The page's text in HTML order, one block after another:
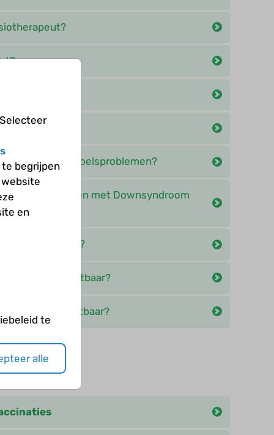
en gevoelsproblemen?
voor kinderen met Downsyndroom
zijn er?
vruchtbaar?
vruchtbaar?
begrijpen
en
te
alle